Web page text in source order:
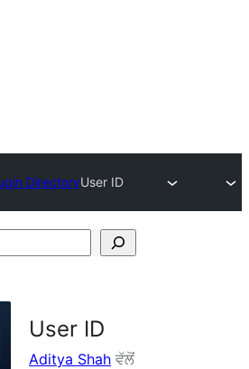
DirectoryUser ID
User ID
Aditya Shah ਵੱਲੋਂ